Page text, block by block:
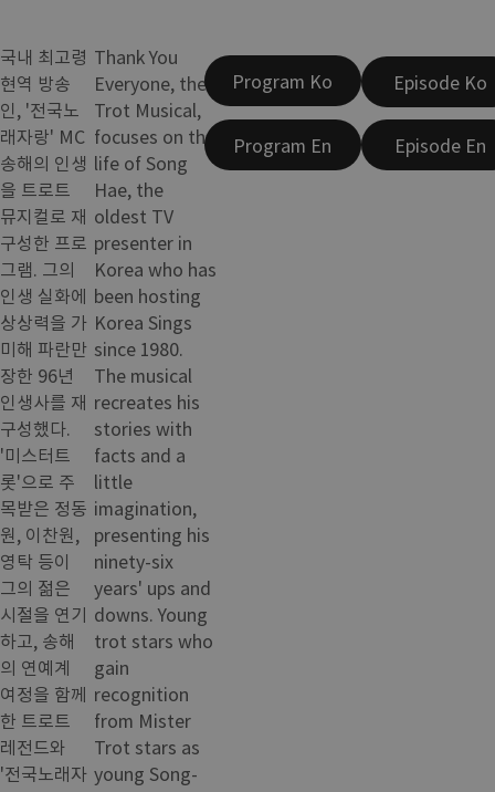
국내 최고령
현역 방송
인, '전국노
래자랑' MC
송해의 인생
을 트로트
뮤지컬로 재
구성한 프로
그램. 그의
인생 실화에
상상력을 가
미해 파란만
장한 96년
인생사를 재
구성했다.
'미스터트
롯'으로 주
목받은 정동
원, 이찬원,
영탁 등이
그의 젊은
시절을 연기
하고, 송해
의 연예계
여정을 함께
한 트로트
레전드와
'전국노래자
Thank You
Everyone, the
Trot Musical,
focuses on the
life of Song
Hae, the
oldest TV
presenter in
Korea who has
been hosting
Korea Sings
since 1980.
The musical
recreates his
stories with
facts and a
little
imagination,
presenting his
ninety-six
years' ups and
downs. Young
trot stars who
gain
recognition
from Mister
Trot stars as
young Song-
Program Ko
Program En
Episode Ko
Episode En